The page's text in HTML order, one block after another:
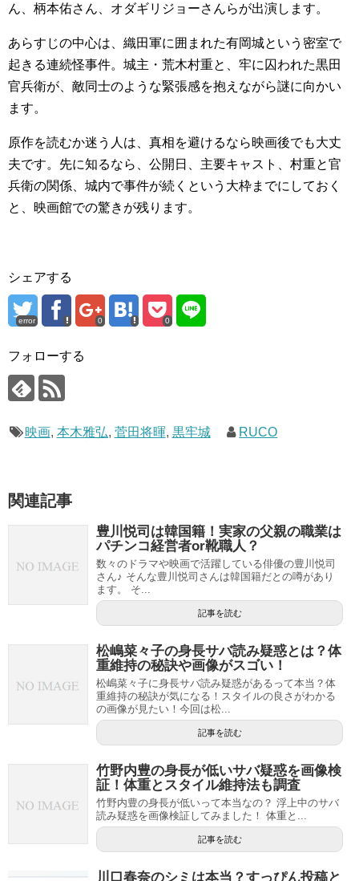
ん、柄本佑さん、オダギリジョーさんらが出演します。
あらすじの中心は、織田軍に囲まれた有岡城という密室で
起きる連続怪事件。城主・荒木村重と、牢に囚われた黒田
官兵衛が、敵同士のような緊張感を抱えながら謎に向かい
ます。
原作を読むか迷う人は、真相を避けるなら映画後でも大丈
夫です。先に知るなら、公開日、主要キャスト、村重と官
兵衛の関係、城内で事件が続くという大枠までにしておく
と、映画館での驚きが残ります。
シェアする
error 0 0
フォローする
映画, 本木雅弘, 菅田将暉, 黒牢城 RUCO
関連記事
豊川悦司は韓国籍！実家の父親の職業は
パチンコ経営者or靴職人？
数々のドラマや映画で活躍している俳優の豊川悦司
さん♪ そんな豊川悦司さんは韓国籍だとの噂があり
ます。 そ...
記事を読む
松嶋菜々子の身長サバ読み疑惑とは？体
重維持の秘訣や画像がスゴい！
松嶋菜々子に身長サバ読み疑惑があるって本当？体
重維持の秘訣が気になる！スタイルの良さがわかる
の画像が見たい！今回は松...
記事を読む
竹野内豊の身長が低いサバ疑惑を画像検
証！体重とスタイル維持法も調査
竹野内豊の身長が低いって本当なの？ 浮上中のサバ
読み疑惑を画像検証してみました！ 体重と...
記事を読む
川口春奈のシミは本当？すっぴん投稿と